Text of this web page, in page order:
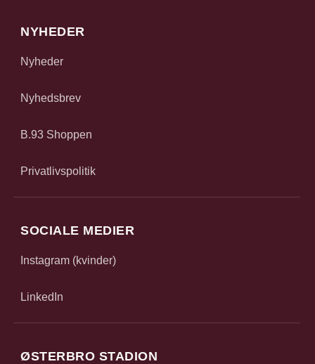
NYHEDER
Nyheder
Nyhedsbrev
B.93 Shoppen
Privatlivspolitik
SOCIALE MEDIER
Instagram (kvinder)
LinkedIn
ØSTERBRO STADION